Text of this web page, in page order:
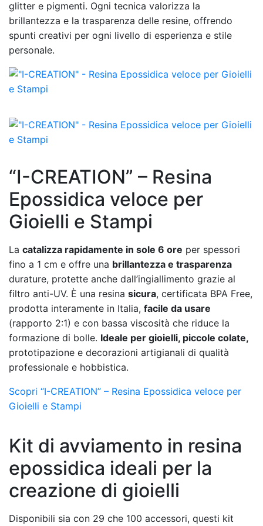
glitter e pigmenti. Ogni tecnica valorizza la
brillantezza e la trasparenza delle resine, offrendo
spunti creativi per ogni livello di esperienza e stile
personale.
“I-CREATION” – Resina
Epossidica veloce per
Gioielli e Stampi
La catalizza rapidamente in sole 6 ore per spessori
fino a 1 cm e offre una brillantezza e trasparenza
durature, protette anche dall’ingiallimento grazie al
filtro anti-UV. È una resina sicura, certificata BPA Free,
prodotta interamente in Italia, facile da usare
(rapporto 2:1) e con bassa viscosità che riduce la
formazione di bolle. Ideale per gioielli, piccole colate,
prototipazione e decorazioni artigianali di qualità
professionale e hobbistica.
Scopri “I-CREATION” – Resina Epossidica veloce per
Gioielli e Stampi
Kit di avviamento in resina
epossidica ideali per la
creazione di gioielli
Disponibili sia con 29 che 100 accessori, questi kit